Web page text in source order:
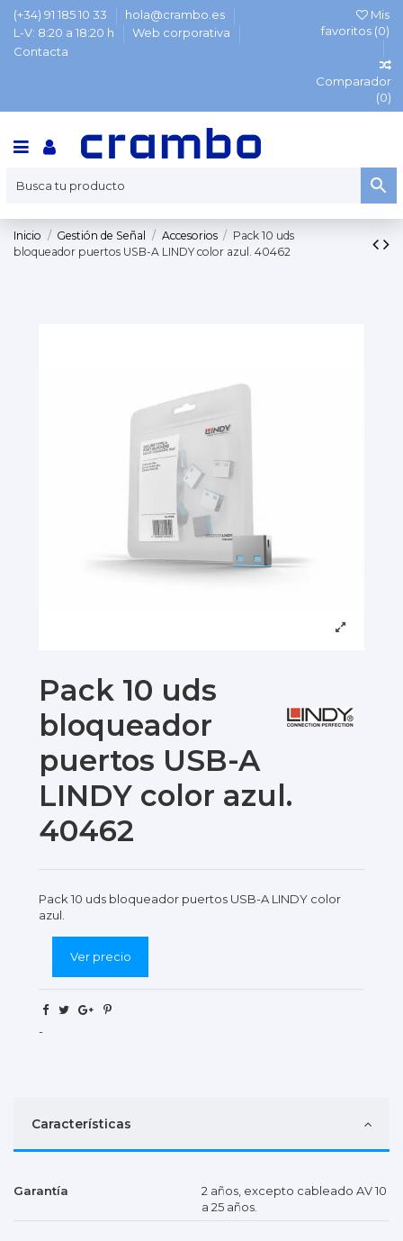
(+34) 91 185 10 33
hola@crambo.es
L-V: 8:20 a 18:20 h
Web corporativa
Contacta
Mis
favoritos (0)
Comparador
(0)
Inicio Gestión de Señal Accesorios
Pack 10 uds
bloqueador puertos USB-A LINDY color azul. 40462
Pack 10 uds
bloqueador
puertos USB-A
LINDY color azul.
40462
Pack 10 uds bloqueador puertos USB-A LINDY color
azul.
Ver precio
-
Características
Garantía
2 años, excepto cableado AV 10
a 25 años.